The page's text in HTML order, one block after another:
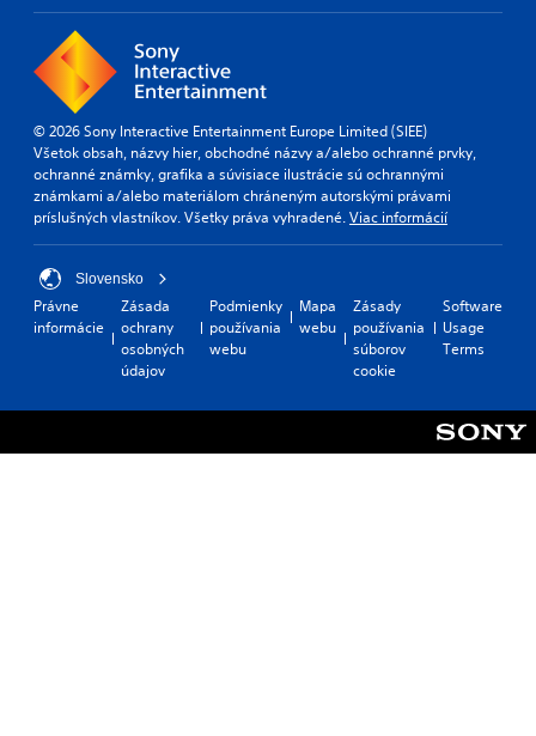
© 2026 Sony Interactive Entertainment Europe Limited (SIEE)
Všetok obsah, názvy hier, obchodné názvy a/alebo ochranné prvky,
ochranné známky, grafika a súvisiace ilustrácie sú ochrannými
známkami a/alebo materiálom chráneným autorskými právami
príslušných vlastníkov. Všetky práva vyhradené.Viac informácií
Slovensko
Právne
informácie
Zásada
ochrany
osobných
údajov
Podmienky
používania
webu
Mapa
webu
Zásady
používania
súborov
cookie
Software
Usage
Terms